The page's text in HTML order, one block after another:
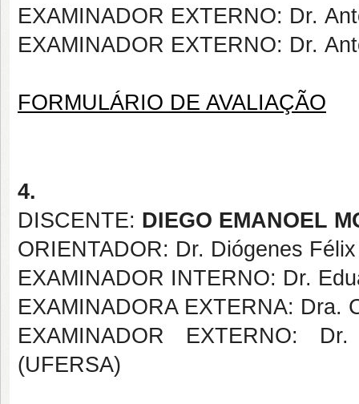
EXAMINADOR EXTERNO: Dr.
EXAMINADOR EXTERNO: Dr.
FORMULÁRIO DE AVALIAÇÃO
4.
DISCENTE: DIEGO EMANOEL
ORIENTADOR: Dr. Diógenes
EXAMINADOR INTERNO: Dr.
EXAMINADORA EXTERNA: Dra.
EXAMINADOR EXTERNO:
(UFERSA)